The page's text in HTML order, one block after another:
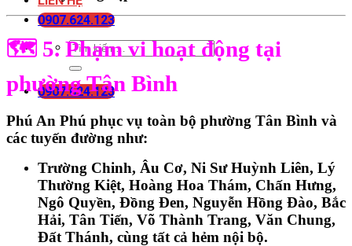
0907.624.123
0907.624.123
🗺️ 5. Phạm vi hoạt động tại
phường Tân Bình
Phú An Phú phục vụ toàn bộ phường Tân Bình và
các tuyến đường như:
Trường Chinh, Âu Cơ, Ni Sư Huỳnh Liên, Lý
Thường Kiệt, Hoàng Hoa Thám, Chấn Hưng,
Ngô Quyền, Đồng Đen, Nguyễn Hồng Đào, Bắc
Hải, Tân Tiến, Võ Thành Trang, Văn Chung,
Đất Thánh, cùng tất cả hẻm nội bộ.